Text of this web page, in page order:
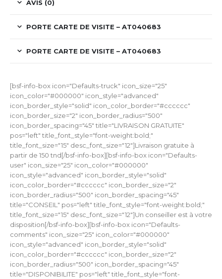
AVIS (0)
PORTE CARTE DE VISITE – AT040683
PORTE CARTE DE VISITE – AT040683
[bsf-info-box icon="Defaults-truck" icon_size="25"
icon_color="#000000" icon_style="advanced"
icon_border_style="solid" icon_color_border="#cccccc"
icon_border_size="2" icon_border_radius="500"
icon_border_spacing="45" title="LIVRAISON GRATUITE"
pos="left" title_font_style="font-weight:bold;"
title_font_size="15" desc_font_size="12"]Livraison gratuite à
partir de 150 tnd[/bsf-info-box][bsf-info-box icon="Defaults-
user" icon_size="25" icon_color="#000000"
icon_style="advanced" icon_border_style="solid"
icon_color_border="#cccccc" icon_border_size="2"
icon_border_radius="500" icon_border_spacing="45"
title="CONSEIL" pos="left" title_font_style="font-weight:bold;"
title_font_size="15" desc_font_size="12"]Un conseiller est à votre
disposition[/bsf-info-box][bsf-info-box icon="Defaults-
comments" icon_size="25" icon_color="#000000"
icon_style="advanced" icon_border_style="solid"
icon_color_border="#cccccc" icon_border_size="2"
icon_border_radius="500" icon_border_spacing="45"
title="DISPONIBILITE" pos="left" title_font_style="font-